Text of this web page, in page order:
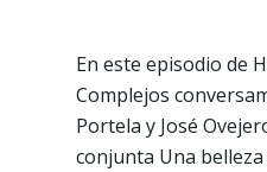
En este episodio de
Complejos
Portela y José
conjunta Una